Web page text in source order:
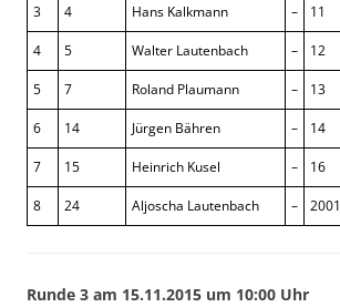
3 4 Hans Kalkmann – 11
4 5 Walter Lautenbach – 12
5 7 Roland Plaumann – 13
6 14 Jürgen Bähren – 14
7 15 Heinrich Kusel – 16
8 24 Aljoscha Lautenbach – 2001
Runde 3 am 15.11.2015 um 10:00 Uhr